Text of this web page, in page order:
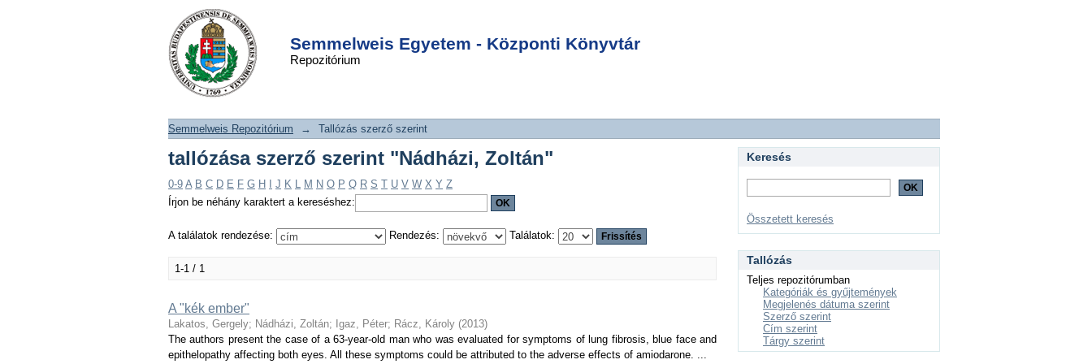
Semmelweis Egyetem - Központi Könyvtár
Repozitórium
tallózása szerző szerint "Nádházi,
Zoltán"
DSpace/Manakin Repository
Semmelweis Repozitórium → Tallózás szerző szerint
tallózása szerző szerint "Nádházi, Zoltán"
0-9 A B C D E F G H J K L M N O P Q R S T U V W X Y Z
Írjon be néhány karaktert a kereséshez:
A találatok rendezése: Rendezés: Találatok:
1-1 / 1
A "kék ember"
Lakatos, Gergely; Nádházi, Zoltán; Igaz, Péter; Rácz, Károly (2013)
The authors present the case of a 63-year-old man who was evaluated for symptoms of lung fibrosis, blue face and
epithelopathy affecting both eyes. All these symptoms could be attributed to the adverse effects of amiodarone. ...
Keresés
Összetett keresés
Tallózás
Teljes repozitórumban
Kategóriák és gyűjtemények
Megjelenés dátuma szerint
Szerző szerint
Cím szerint
Tárgy szerint